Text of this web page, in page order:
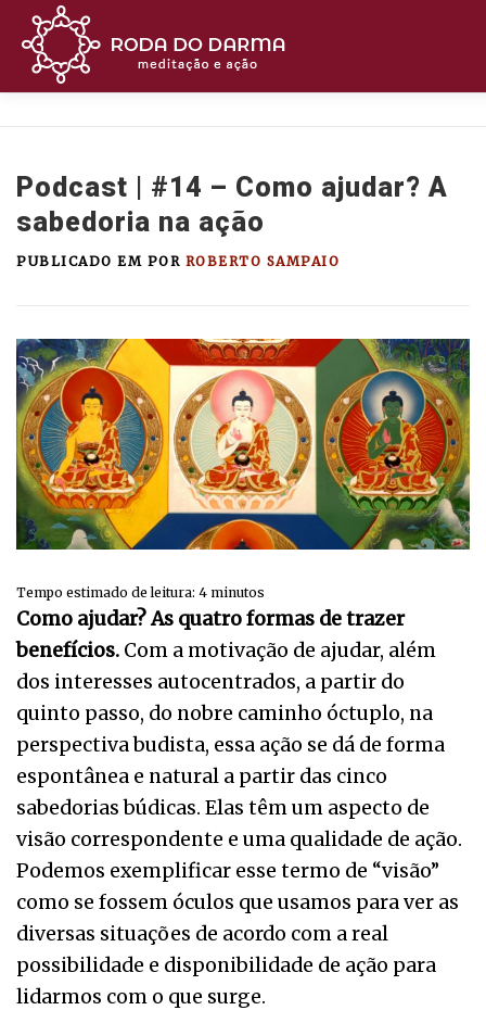
Pular
para
OUÇA APOIE CONTATO
Podcast | #14 – Como ajudar? A
sabedoria na ação
PUBLICADO EM POR ROBERTO SAMPAIO
Tempo estimado de leitura: 4 minutos
Como ajudar? As quatro formas de trazer
benefícios. Com a motivação de ajudar, além
dos interesses autocentrados, a partir do
quinto passo, do nobre caminho óctuplo, na
perspectiva budista, essa ação se dá de forma
espontânea e natural a partir das cinco
sabedorias búdicas. Elas têm um aspecto de
visão correspondente e uma qualidade de ação.
Podemos exemplificar esse termo de “visão”
como se fossem óculos que usamos para ver as
diversas situações de acordo com a real
possibilidade e disponibilidade de ação para
lidarmos com o que surge.